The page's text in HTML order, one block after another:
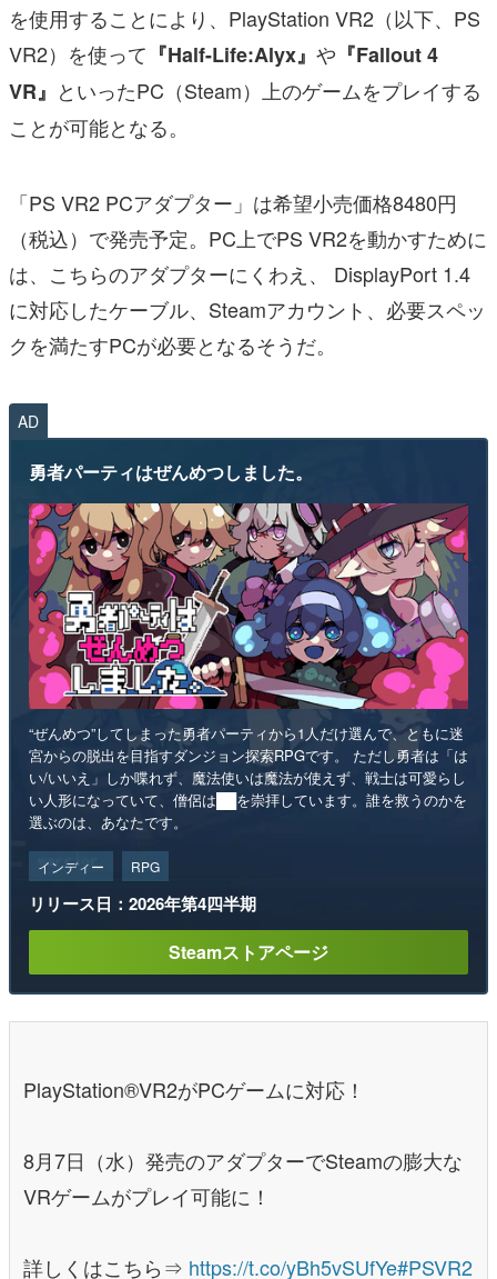
電ファミニコゲーマーとは？
運営：株式会社マレ
を使用することにより、PlayStation VR2（以下、PS
VR2）を使って 『Half-Life:Alyx』 や 『Fallout 4
VR』 といったPC（Steam）上のゲームをプレイする
ことが可能となる。
「PS VR2 PCアダプター」は希望小売価格8480円
（税込）で発売予定。PC上でPS VR2を動かすために
は、こちらのアダプターにくわえ、 DisplayPort 1.4
に対応したケーブル、Steamアカウント、必要スペッ
クを満たすPCが必要となるそうだ。
AD
勇者パーティはぜんめつしました。
“ぜんめつ”してしまった勇者パーティから1人だけ選んで、ともに迷
宮からの脱出を目指すダンジョン探索RPGです。 ただし勇者は「は
い/いいえ」しか喋れず、魔法使いは魔法が使えず、戦士は可愛らし
い人形になっていて、僧侶は██を崇拝しています。誰を救うのかを
選ぶのは、あなたです。
インディー RPG
リリース日：2026年第4四半期
Steamストアページ
PlayStation®VR2がPCゲームに対応！
8月7日（水）発売のアダプターでSteamの膨大な
VRゲームがプレイ可能に！
詳しくはこちら⇒ https://t.co/yBh5vSUfYe#PSVR2